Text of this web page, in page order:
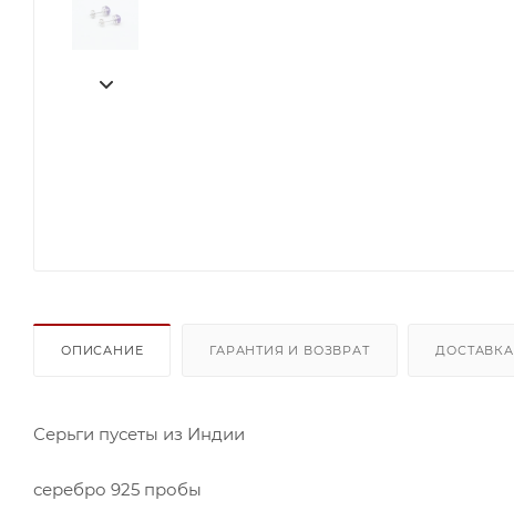
ОПИСАНИЕ ГАРАНТИЯ И ВОЗВРАТ ДОСТАВКА
Серьги пусеты из Индии
серебро 925 пробы